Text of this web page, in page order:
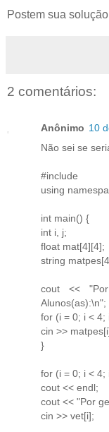
Postem sua
2 comentários:
Anônimo 10
Não sei se
#include
using
int main() {
int i, j;
float mat[4][4];
string
cout <<
Alunos(as):\n";
for (i = 0; i < 4;
cin >>
}
for (i = 0; i < 4;
cout << endl;
cout << "Por
cin >> vet[i];